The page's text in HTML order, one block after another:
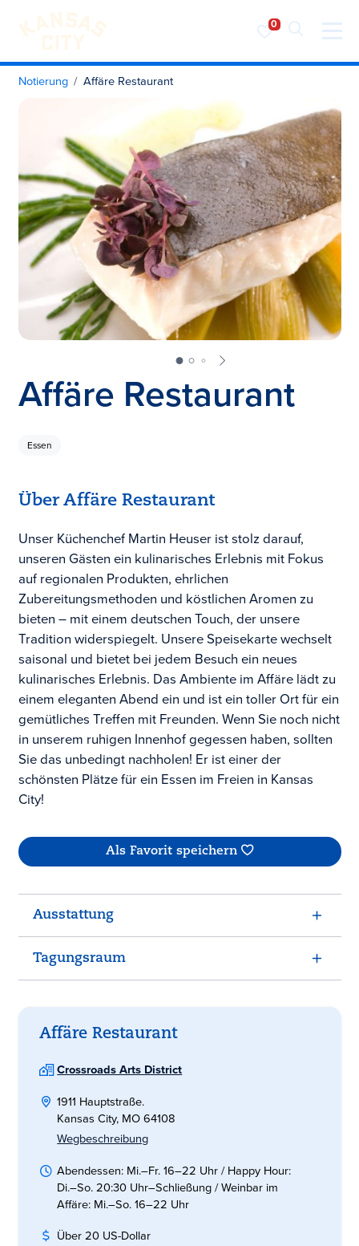
Besuchen Sie KC
Zum Inhalt springen
Notierung Affäre Restaurant
Affäre Restaurant
Essen
Über Affäre Restaurant
Unser Küchenchef Martin Heuser ist stolz darauf,
unseren Gästen ein kulinarisches Erlebnis mit Fokus
auf regionalen Produkten, ehrlichen
Zubereitungsmethoden und köstlichen Aromen zu
bieten – mit einem deutschen Touch, der unsere
Tradition widerspiegelt. Unsere Speisekarte wechselt
saisonal und bietet bei jedem Besuch ein neues
kulinarisches Erlebnis. Das Ambiente im Affäre lädt zu
einem eleganten Abend ein und ist ein toller Ort für ein
gemütliches Treffen mit Freunden. Wenn Sie noch nicht
in unserem ruhigen Innenhof gegessen haben, sollten
Sie das unbedingt nachholen! Er ist einer der
schönsten Plätze für ein Essen im Freien in Kansas
City!
Als Favorit speichern
Ausstattung
Tagungsraum
Affäre Restaurant
Crossroads Arts District
1911 Hauptstraße.
Kansas City, MO 64108
Wegbeschreibung
Abendessen: Mi.–Fr. 16–22 Uhr / Happy Hour:
Di.–So. 20:30 Uhr–Schließung / Weinbar im
Affäre: Mi.–So. 16–22 Uhr
Über 20 US-Dollar